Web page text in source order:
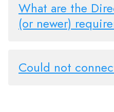
What are the
(or newer)
Could not